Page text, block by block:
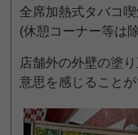
全席加熱式タバコ
(休憩コーナー等は
店舗外の外壁の塗
意思を感じることが